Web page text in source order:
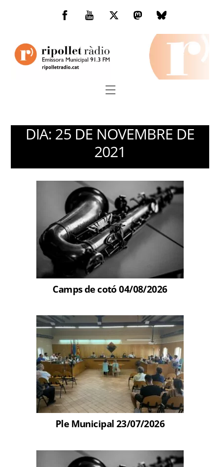
Facebook
You
TwitterMastodonBluesky
Menu
DIA: 25 DE NOVEMBRE DE
2021
Camps de cotó 04/08/2026
Ple Municipal 23/07/2026